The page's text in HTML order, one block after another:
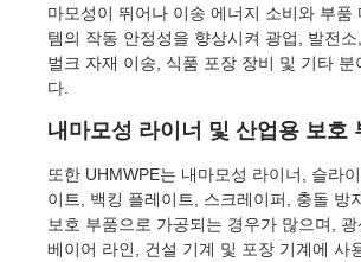
마모성이 뛰어나 이송 에너지 소비와 부품
템의 작동 안정성을 향상시켜 광업, 발전
벌크 자재 이송, 식품 포장 장비 및 기타 분
다.
내마모성 라이너 및 산업용 보호
또한 UHMWPE는 내마모성 라이너, 슬라
이트, 백킹 플레이트, 스크레이퍼, 충돌 방
보호 부품으로 가공되는 경우가 많으며,
베이어 라인, 건설 기계 및 포장 기계에 사